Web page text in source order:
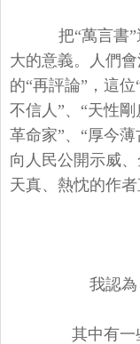
把“萬言書”
大的意義。人們
的“再評論”，這
不信人”、“天性
革命家”、“厚今
向人民公開示威
天真、熱忱的作者
我認
其中有一些